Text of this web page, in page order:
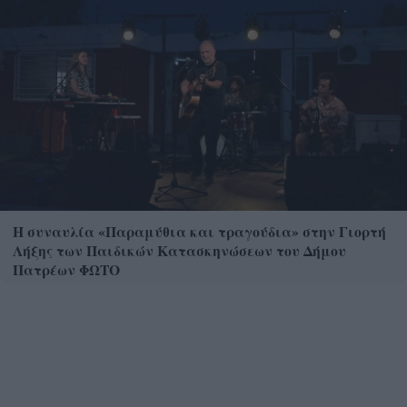
Η συναυλία «Παραμύθια και τραγούδια» στην Γιορτή
Λήξης των Παιδικών Κατασκηνώσεων του Δήμου
Πατρέων ΦΩΤΟ